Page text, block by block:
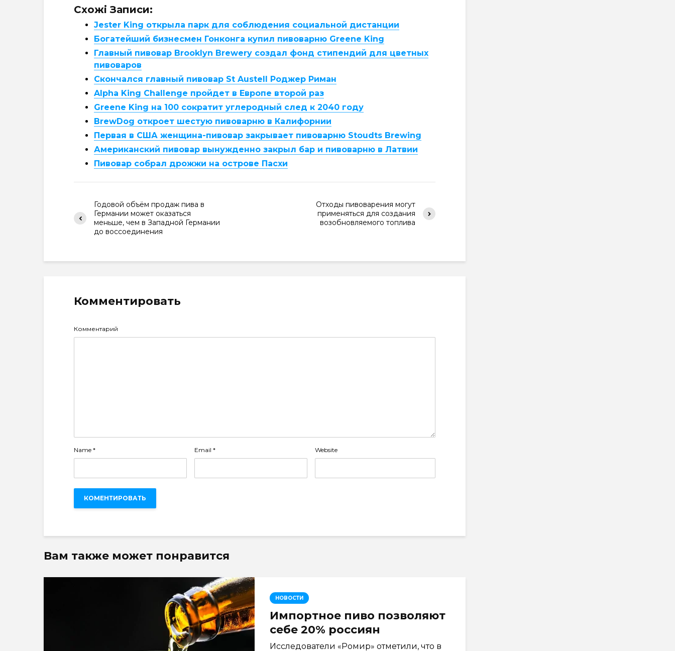
Схожі Записи:
Jester King открыла парк для соблюдения социальной дистанции
Богатейший бизнесмен Гонконга купил пивоварню Greene King
Главный пивовар Brooklyn Brewery создал фонд стипендий для цветных
пивоваров
Скончался главный пивовар St Austell Роджер Риман
Alpha King Challenge пройдет в Европе второй раз
Greene King на 100 сократит углеродный след к 2040 году
BrewDog откроет шестую пивоварню в Калифорнии
Первая в США женщина-пивовар закрывает пивоварню Stoudts Brewing
Американский пивовар вынужденно закрыл бар и пивоварню в Латвии
Пивовар собрал дрожжи на острове Пасхи
Годовой объём продаж пива в
Германии может оказаться
меньше, чем в Западной Германии
до воссоединения
Отходы пивоварения могут
применяться для создания
возобновляемого топлива
Комментировать
Комментарий
Name * Email * Website
Вам также может понравится
НОВОСТИ
Импортное пиво позволяют
себе 20% россиян
Исследователи «Ромир» отметили, что в